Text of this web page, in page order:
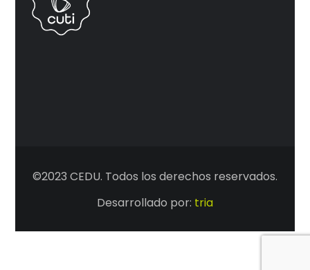
©2023 CEDU. Todos los derechos reservados.
Desarrollado por: tria